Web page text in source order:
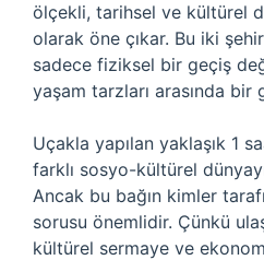
ölçekli, tarihsel ve kültürel
olarak öne çıkar. Bu iki
sadece fiziksel bir geçiş
yaşam tarzları arasında bir
Uçakla yapılan yaklaşık 1
farklı sosyo-kültürel
Ancak bu bağın kimler
sorusu önemlidir. Çünkü
kültürel sermaye ve